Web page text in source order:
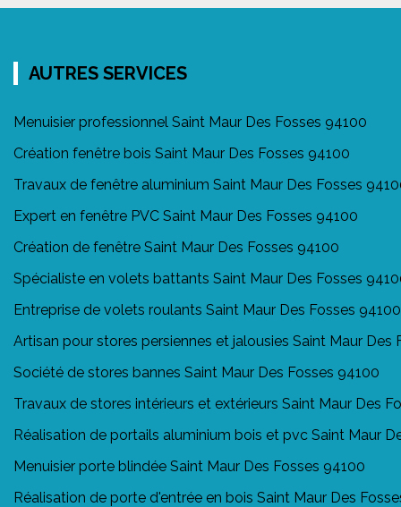
AUTRES SERVICES
Menuisier professionnel Saint Maur Des Fosses 94100
Création fenêtre bois Saint Maur Des Fosses 94100
Travaux de fenêtre aluminium Saint Maur Des Fosses
Expert en fenêtre PVC Saint Maur Des Fosses 94100
Création de fenêtre Saint Maur Des Fosses 94100
Spécialiste en volets battants Saint Maur Des Fosses
Entreprise de volets roulants Saint Maur Des Fosses 94100
Artisan pour stores persiennes et jalousies Saint Maur Des
Société de stores bannes Saint Maur Des Fosses 94100
Travaux de stores intérieurs et extérieurs Saint Maur Des
Réalisation de portails aluminium bois et pvc Saint Maur
Menuisier porte blindée Saint Maur Des Fosses 94100
Réalisation de porte d'entrée en bois Saint Maur Des